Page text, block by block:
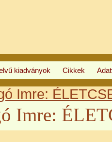
kiadványok Cikkek
Imre:
Imre: